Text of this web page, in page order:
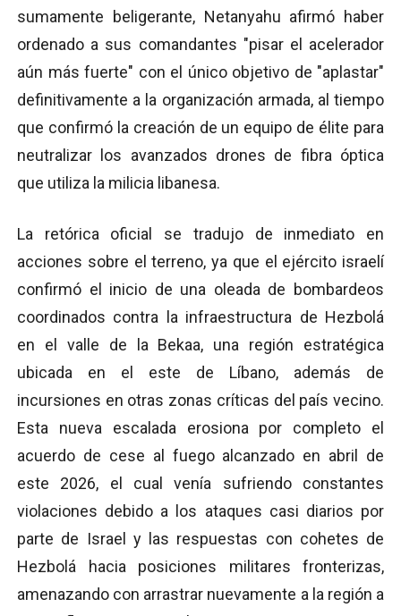
sumamente beligerante, Netanyahu afirmó haber
ordenado a sus comandantes "pisar el acelerador
aún más fuerte" con el único objetivo de "aplastar"
definitivamente a la organización armada, al tiempo
que confirmó la creación de un equipo de élite para
neutralizar los avanzados drones de fibra óptica
que utiliza la milicia libanesa.
La retórica oficial se tradujo de inmediato en
acciones sobre el terreno, ya que el ejército israelí
confirmó el inicio de una oleada de bombardeos
coordinados contra la infraestructura de Hezbolá
en el valle de la Bekaa, una región estratégica
ubicada en el este de Líbano, además de
incursiones en otras zonas críticas del país vecino.
Esta nueva escalada erosiona por completo el
acuerdo de cese al fuego alcanzado en abril de
este 2026, el cual venía sufriendo constantes
violaciones debido a los ataques casi diarios por
parte de Israel y las respuestas con cohetes de
Hezbolá hacia posiciones militares fronterizas,
amenazando con arrastrar nuevamente a la región a